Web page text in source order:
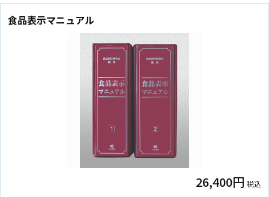
食品表示マニュアル
26,400円 税込